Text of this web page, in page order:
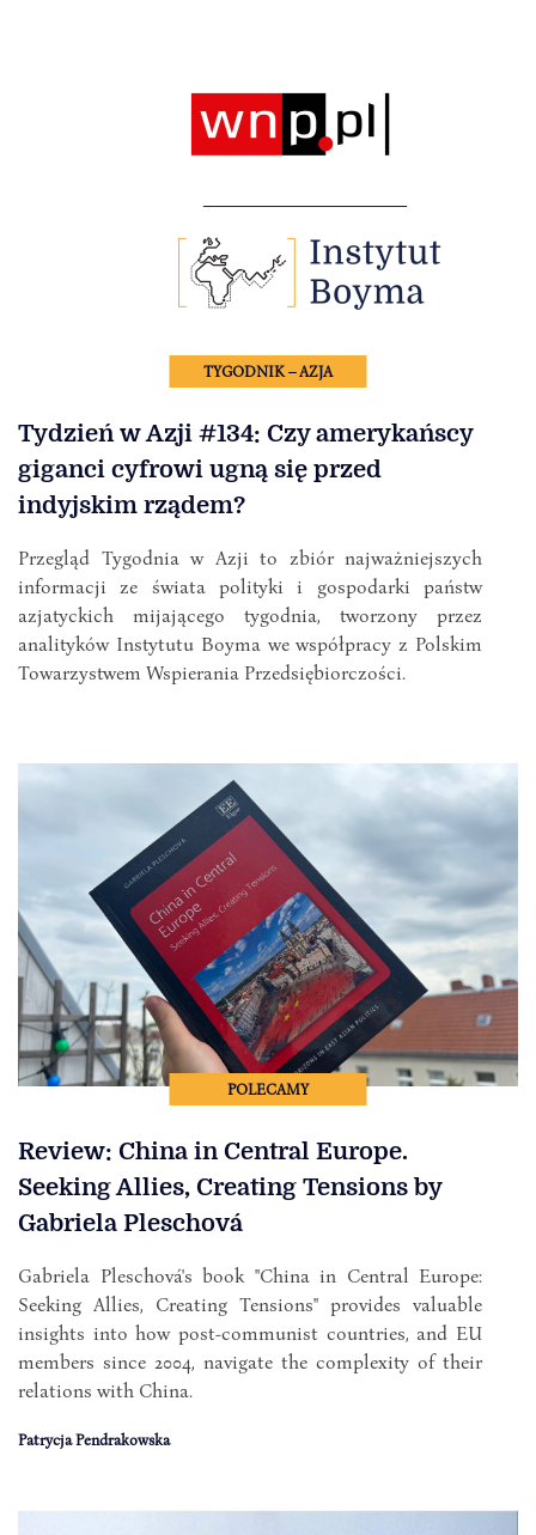
TYGODNIK – AZJA
Tydzień w Azji #134: Czy amerykańscy
giganci cyfrowi ugną się przed
indyjskim rządem?
Przegląd Tygodnia w Azji to zbiór najważniejszych
informacji ze świata polityki i gospodarki państw
azjatyckich mijającego tygodnia, tworzony przez
analityków Instytutu Boyma we współpracy z Polskim
Towarzystwem Wspierania Przedsiębiorczości.
POLECAMY
Review: China in Central Europe.
Seeking Allies, Creating Tensions by
Gabriela Pleschová
Gabriela Pleschová's book "China in Central Europe:
Seeking Allies, Creating Tensions" provides valuable
insights into how post-communist countries, and EU
members since 2004, navigate the complexity of their
relations with China.
Patrycja Pendrakowska